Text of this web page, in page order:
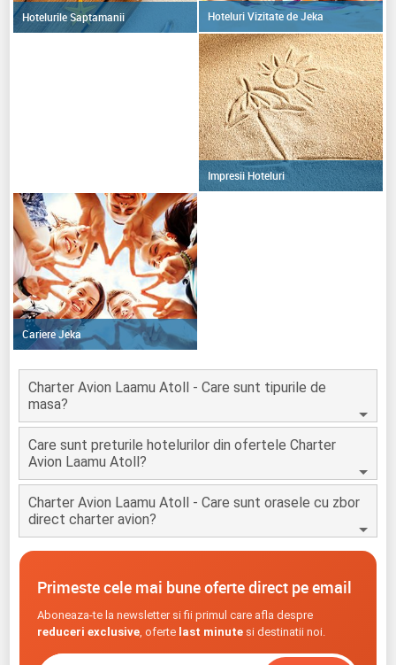
Hotelurile Saptamanii Hoteluri Vizitate de Jeka
Impresii Hoteluri
Cariere Jeka
Charter Avion Laamu Atoll - Care sunt tipurile de
masa?
Care sunt preturile hotelurilor din ofertele Charter
Avion Laamu Atoll?
Charter Avion Laamu Atoll - Care sunt orasele cu zbor
direct charter avion?
Primeste cele mai bune oferte direct pe email
Aboneaza-te la newsletter si fii primul care afla despre
reduceri exclusive, oferte last minutesi destinatii noi.